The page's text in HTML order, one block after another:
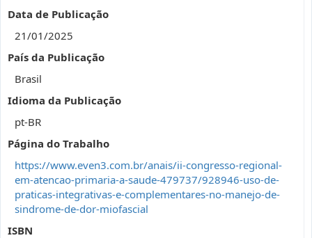
Data de Publicação
21/01/2025
País da Publicação
Brasil
Idioma da Publicação
pt-BR
Página do Trabalho
https://www.even3.com.br/anais/ii-congresso-regional-
em-atencao-primaria-a-saude-479737/928946-uso-de-
praticas-integrativas-e-complementares-no-manejo-de-
sindrome-de-dor-miofascial
ISBN